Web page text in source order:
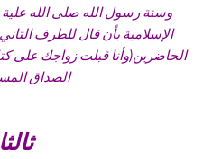
وسنة رسول الله صلى الله
الإسلامية بأن قال للطرف
الحاضرين(وأنا قبلت زواجك على
الصداق